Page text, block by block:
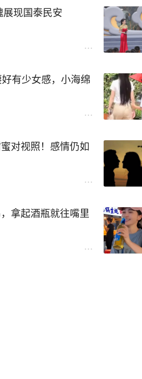
现国泰民安
有少女感，小海绵
对视照！感情仍如
拿起酒瓶就往嘴里